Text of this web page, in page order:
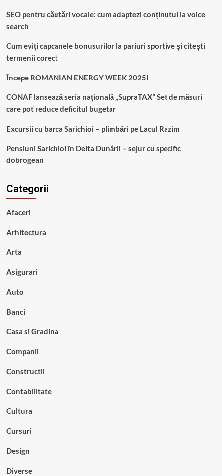
SEO pentru căutări vocale: cum adaptezi conținutul la voice
search
Cum eviți capcanele bonusurilor la pariuri sportive și citești
termenii corect
Începe ROMANIAN ENERGY WEEK 2025!
CONAF lansează seria națională „SupraTAX” Set de măsuri
care pot reduce deficitul bugetar
Excursii cu barca Sarichioi – plimbări pe Lacul Razim
Pensiuni Sarichioi în Delta Dunării – sejur cu specific
dobrogean
Categorii
Afaceri
Arhitectura
Arta
Asigurari
Auto
Banci
Casa si Gradina
Companii
Constructii
Contabilitate
Cultura
Cursuri
Design
Diverse